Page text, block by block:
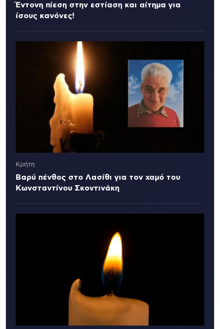
Έντονη πίεση στην εστίαση και αίτημα για
ίσους κανόνες!
Κρήτη
Βαρύ πένθος στο Λασίθι για τον χαμό του
Κωνσταντίνου Σκοντινάκη